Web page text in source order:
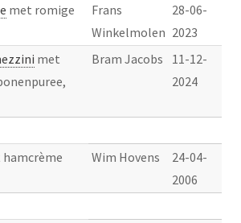
met romige
Frans
Winkelmolen
28-06-
2023
met
Bram Jacobs
11-12-
2024
Wim Hovens
24-04-
2006